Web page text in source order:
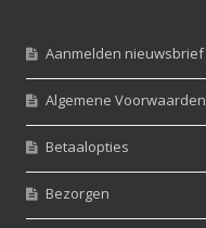
Aanmelden nieuwsbrief
Algemene Voorwaarden
Betaalopties
Bezorgen